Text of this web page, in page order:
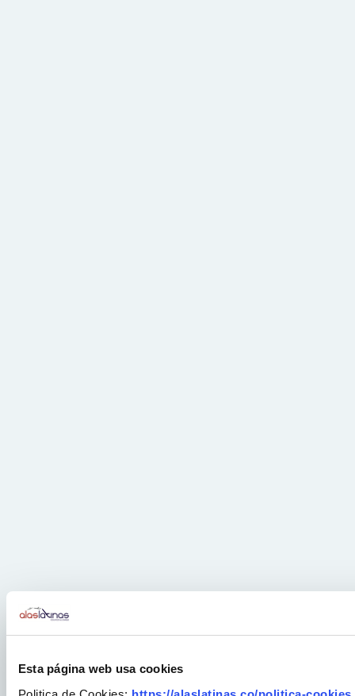
Esta página web usa cookies